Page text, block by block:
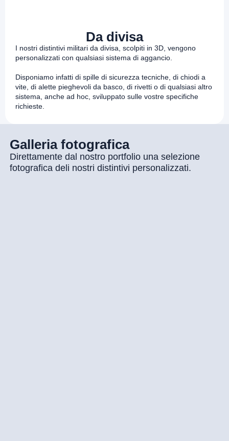
Da divisa
I nostri distintivi militari da divisa, scolpiti in 3D, vengono
personalizzati con qualsiasi sistema di aggancio.
Disponiamo infatti di spille di sicurezza tecniche, di chiodi a
vite, di alette pieghevoli da basco, di rivetti o di qualsiasi altro
sistema, anche ad hoc, sviluppato sulle vostre specifiche
richieste.
Galleria fotografica
Direttamente dal nostro portfolio una selezione
fotografica deli nostri distintivi personalizzati.